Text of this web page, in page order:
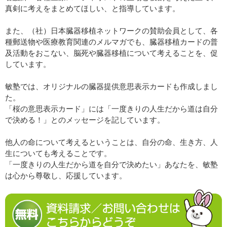
真剣に考えをまとめてほしい、と指導しています。
また、（社）日本臓器移植ネットワークの賛助会員として、各
種郵送物や医療教育関連のメルマガでも、臓器移植カードの普
及活動をおこない、脳死や臓器移植について考えることを、促
しています。
敏塾では、オリジナルの臓器提供意思表示カードも作成しまし
た。
「桜の意思表示カード」には「一度きりの人生だから道は自分
で決める！」とのメッセージを記しています。
他人の命について考えるということは、自分の命、生き方、人
生についても考えることです。
「一度きりの人生だから道を自分で決めたい」あなたを、敏塾
は心から尊敬し、応援しています。